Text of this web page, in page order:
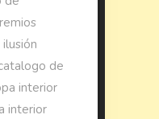
de
interior
interior